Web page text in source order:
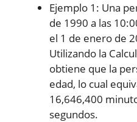
Ejemplo 1: Una
de 1990 a las
el 1 de enero de
Utilizando la
obtiene que la
edad, lo cual
16,646,400
segundos.